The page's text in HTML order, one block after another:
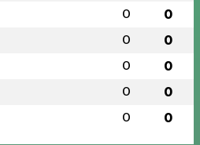
0 0
0 0
0 0
0 0
0 0